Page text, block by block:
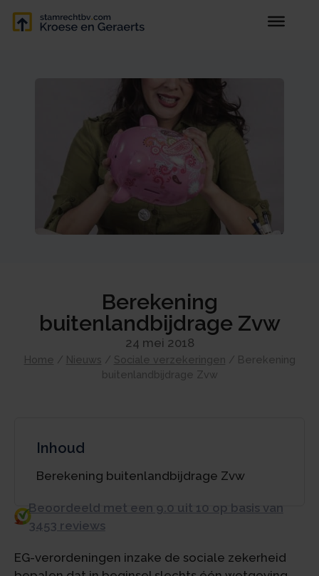
Berekening
buitenlandbijdrage Zvw
24 mei 2018
Home / Nieuws / Sociale verzekeringen / Berekening
buitenlandbijdrage Zvw
Inhoud
Berekening buitenlandbijdrage Zvw
Beoordeeld met een 9.0 uit 10 op basis van
3453 reviews
EG-verordeningen inzake de sociale zekerheid